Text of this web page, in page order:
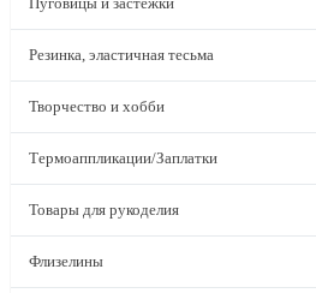
Резинка, эластичная тесьма
Творчество и хобби
Термоаппликации/Заплатки
Товары для рукоделия
Флизелины